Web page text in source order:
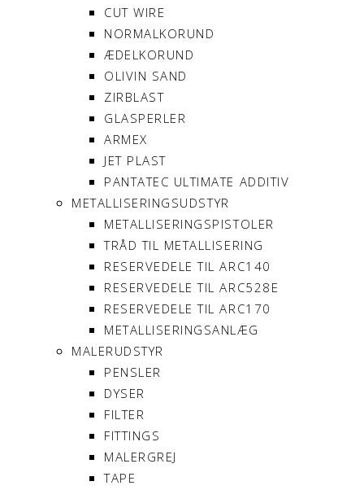
CUT WIRE
NORMALKORUND
ÆDELKORUND
OLIVIN SAND
ZIRBLAST
GLASPERLER
ARMEX
JET PLAST
PANTATEC ULTIMATE ADDITIV
METALLISERINGSUDSTYR
METALLISERINGSPISTOLER
TRÅD TIL METALLISERING
RESERVEDELE TIL ARC140
RESERVEDELE TIL ARC528E
RESERVEDELE TIL ARC170
METALLISERINGSANLÆG
MALERUDSTYR
PENSLER
DYSER
FILTER
FITTINGS
MALERGREJ
TAPE